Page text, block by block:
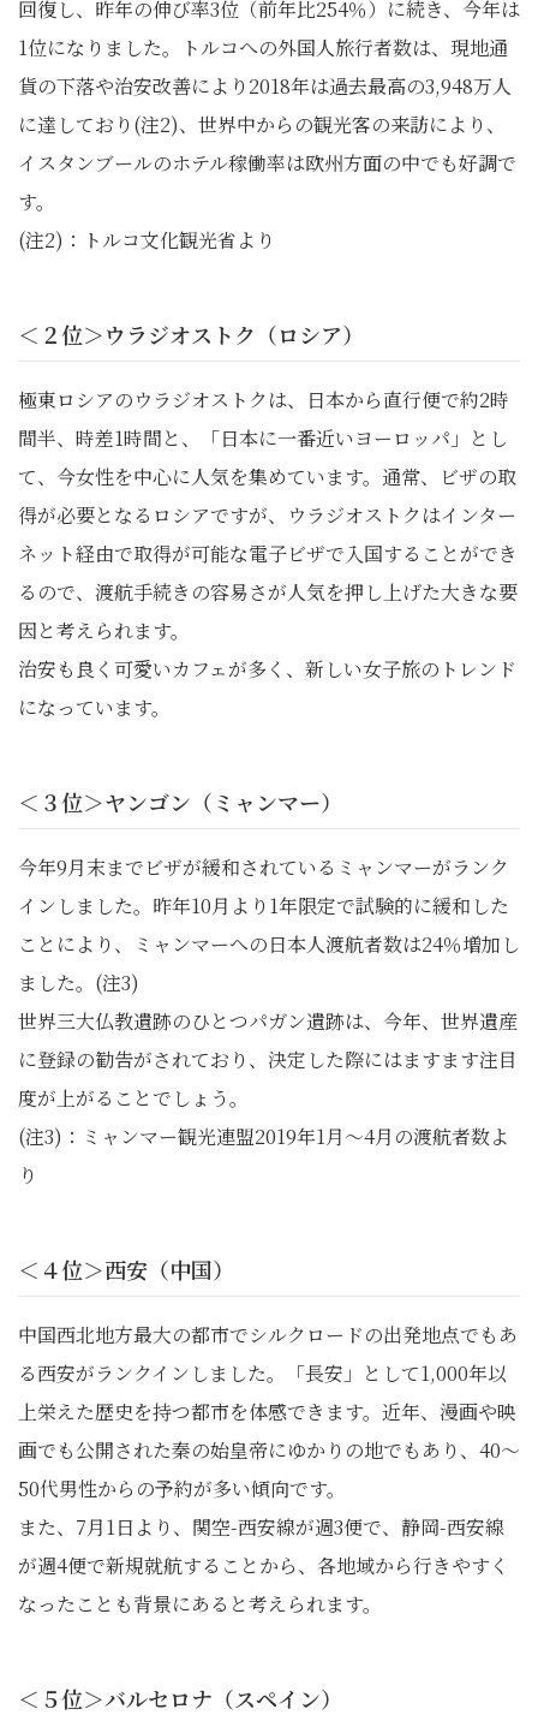
回復し、昨年の伸び率3位（前年比254％）に続き、今年は
1位になりました。トルコへの外国人旅行者数は、現地通
貨の下落や治安改善により2018年は過去最高の3,948万人
に達しており(注2)、世界中からの観光客の来訪により、
イスタンブールのホテル稼働率は欧州方面の中でも好調で
す。
(注2)：トルコ文化観光省より
＜２位＞ウラジオストク（ロシア）
極東ロシアのウラジオストクは、日本から直行便で約2時
間半、時差1時間と、「日本に一番近いヨーロッパ」とし
て、今女性を中心に人気を集めています。通常、ビザの取
得が必要となるロシアですが、ウラジオストクはインター
ネット経由で取得が可能な電子ビザで入国することができ
るので、渡航手続きの容易さが人気を押し上げた大きな要
因と考えられます。
治安も良く可愛いカフェが多く、新しい女子旅のトレンド
になっています。
＜３位＞ヤンゴン（ミャンマー）
今年9月末までビザが緩和されているミャンマーがランク
インしました。昨年10月より1年限定で試験的に緩和した
ことにより、ミャンマーへの日本人渡航者数は24％増加し
ました。(注3)
世界三大仏教遺跡のひとつパガン遺跡は、今年、世界遺産
に登録の勧告がされており、決定した際にはますます注目
度が上がることでしょう。
(注3)：ミャンマー観光連盟2019年1月～4月の渡航者数よ
り
＜４位＞西安（中国）
中国西北地方最大の都市でシルクロードの出発地点でもあ
る西安がランクインしました。「長安」として1,000年以
上栄えた歴史を持つ都市を体感できます。近年、漫画や映
画でも公開された秦の始皇帝にゆかりの地でもあり、40～
50代男性からの予約が多い傾向です。
また、7月1日より、関空-西安線が週3便で、静岡-西安線
が週4便で新規就航することから、各地域から行きやすく
なったことも背景にあると考えられます。
＜５位＞バルセロナ（スペイン）